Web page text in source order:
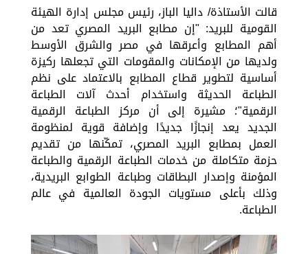
قالت الأستاذة/ داليا الباز، رئيس مجلس إدارة الهيئة
القومية للبريد: "إن مطابع البريد المصري تعد من
أهم المطابع وأعرقها في مصر والشرق الأوسط
ولديها من الإمكانات والمقومات التي تجعلها ركيزة
أساسية لتطوير قطاع المطابع بالاعتماد على نظم
الطباعة الحديثة واستخدام أحدث آلات الطباعة
الرقمية"؛ مشيرة إلى أن مركز الطباعة الرقمية
الجديد يعد إنجازًا جديدًا وإضافة قوية لمنظومة
العمل بمطابع البريد المصري، تمكّنها من تقديم
حزمة متكاملة من خدمات الطباعة الرقمية والطباعة
المؤمنة وإصدار البطاقات وطباعة الطوابع البريدية،
وذلك بأعلى مستويات الجودة العالمية في عالم
الطباعة.